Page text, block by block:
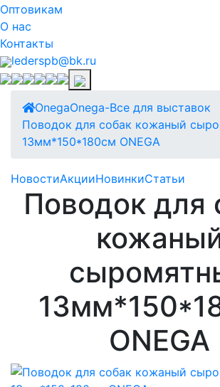
Оптовикам
О нас
Контакты
lederspb@bk.ru
OnegaOnega-Все для выставок
Поводок для собак кожаный
13мм*150*180см ONEGA
НовостиАкцииНовинкиСтатьи
Поводок для
ONEGA